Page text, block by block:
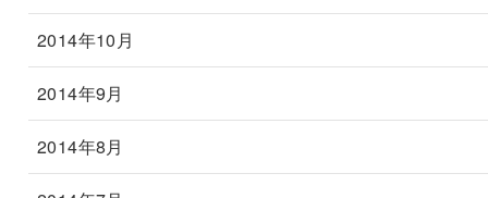
2014年10月
2014年9月
2014年8月